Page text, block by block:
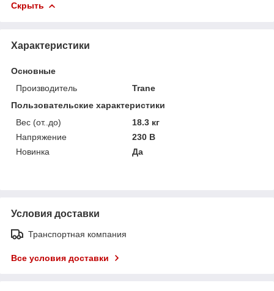
Скрыть
Характеристики
Основные
Производитель
Trane
Пользовательские характеристики
Вес (от..до)
18.3 кг
Напряжение
230 В
Новинка
Да
Условия доставки
Транспортная компания
Все условия доставки